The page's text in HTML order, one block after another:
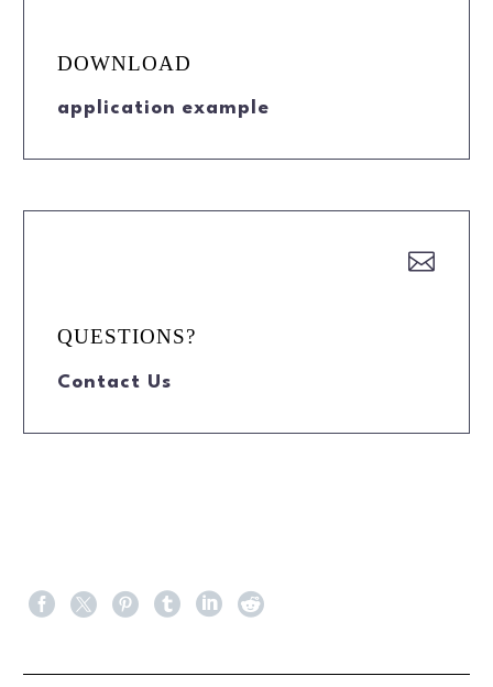
DOWNLOAD
application example


QUESTIONS?
Contact Us